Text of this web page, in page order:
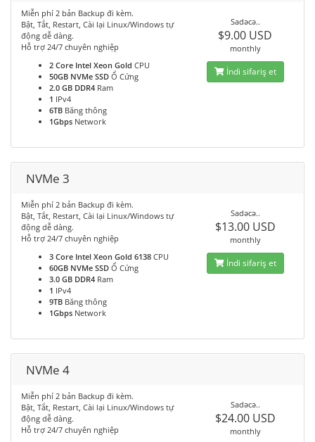
Miễn phí 2 bản Backup đi kèm.
Bật, Tắt, Restart, Cài lại Linux/Windows tự
động dễ dàng.
Hỗ trợ 24/7 chuyên nghiệp
2 Core Intel Xeon Gold CPU
50GB NVMe SSD Ổ Cứng
2.0 GB DDR4 Ram
1 IPv4
6TB Băng thông
1Gbps Network
Sadəcə..
$9.00 USD
monthly
İndi sifariş et
NVMe 3
Miễn phí 2 bản Backup đi kèm.
Bật, Tắt, Restart, Cài lại Linux/Windows tự
động dễ dàng.
Hỗ trợ 24/7 chuyên nghiệp
3 Core Intel Xeon Gold 6138 CPU
60GB NVMe SSD Ổ Cứng
3.0 GB DDR4 Ram
1 IPv4
9TB Băng thông
1Gbps Network
Sadəcə..
$13.00 USD
monthly
İndi sifariş et
NVMe 4
Miễn phí 2 bản Backup đi kèm.
Bật, Tắt, Restart, Cài lại Linux/Windows tự
động dễ dàng.
Hỗ trợ 24/7 chuyên nghiệp
Sadəcə..
$24.00 USD
monthly